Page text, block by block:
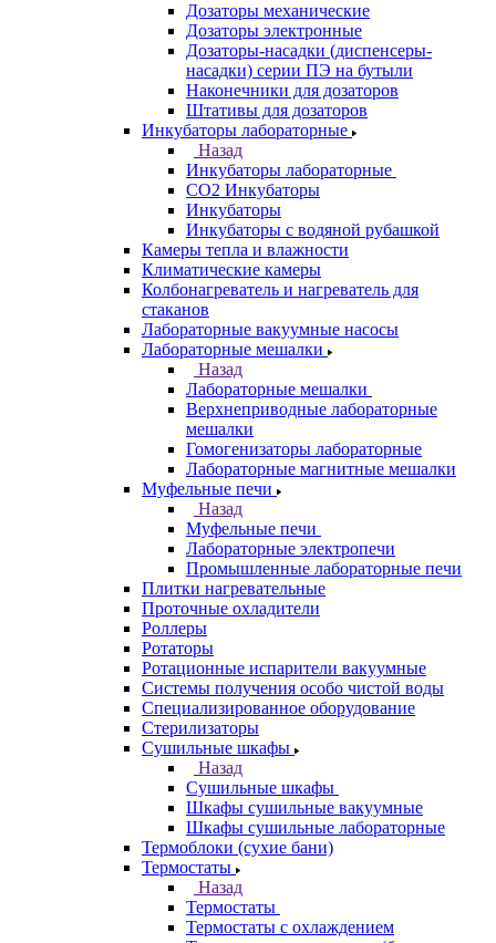
Дозаторы механические
Дозаторы электронные
Дозаторы-насадки (диспенсеры-
насадки) серии ПЭ на бутыли
Наконечники для дозаторов
Штативы для дозаторов
Инкубаторы лабораторные
Назад
Инкубаторы лабораторные
CO2 Инкубаторы
Инкубаторы
Инкубаторы с водяной рубашкой
Камеры тепла и влажности
Климатические камеры
Колбонагреватель и нагреватель для
стаканов
Лабораторные вакуумные насосы
Лабораторные мешалки
Назад
Лабораторные мешалки
Верхнеприводные лабораторные
мешалки
Гомогенизаторы лабораторные
Лабораторные магнитные мешалки
Муфельные печи
Назад
Муфельные печи
Лабораторные электропечи
Промышленные лабораторные печи
Плитки нагревательные
Проточные охладители
Роллеры
Ротаторы
Ротационные испарители вакуумные
Системы получения особо чистой воды
Специализированное оборудование
Стерилизаторы
Сушильные шкафы
Назад
Сушильные шкафы
Шкафы сушильные вакуумные
Шкафы сушильные лабораторные
Термоблоки (сухие бани)
Термостаты
Назад
Термостаты
Термостаты с охлаждением